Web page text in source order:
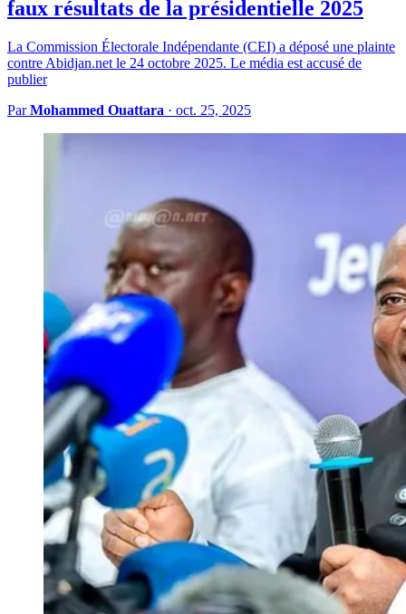
faux résultats de la présidentielle 2025
La Commission Électorale Indépendante (CEI) a déposé une plainte
contre Abidjan.net le 24 octobre 2025. Le média est accusé de
publier
ParMohammed Ouattara · oct. 25, 2025